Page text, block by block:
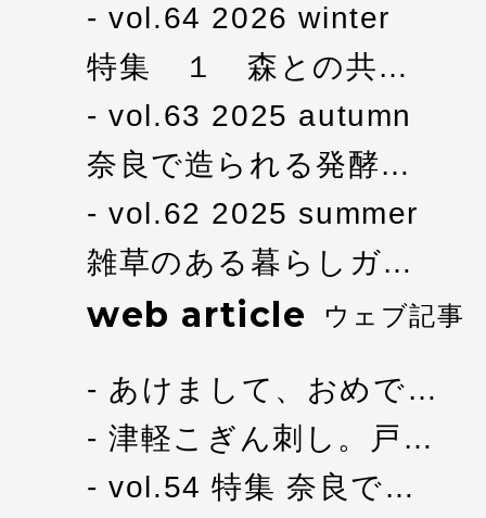
vol.64 2026 winter
特集 １ 森との共…
vol.63 2025 autumn
奈良で造られる発酵…
vol.62 2025 summer
雑草のある暮らしガ…
web article ウェブ記事
あけまして、おめで…
津軽こぎん刺し。戸…
vol.54 特集 奈良で…